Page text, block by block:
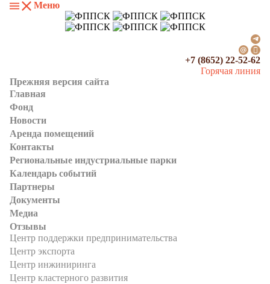
Меню
+7 (8652) 22-52-62
Горячая линия
Прежняя версия сайта
Главная
Фонд
Новости
Аренда помещений
Контакты
Региональные индустриальные парки
Календарь событий
Партнеры
Документы
Медиа
Отзывы
Центр поддержки предпринимательства
Центр экспорта
Центр инжиниринга
Центр кластерного развития